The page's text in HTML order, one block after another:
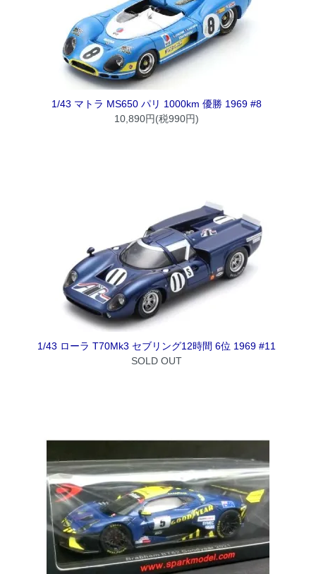
1/43 マトラ MS650 パリ 1000km 優勝 1969 #8
10,890円(税990円)
1/43 ローラ T70Mk3 セブリング12時間 6位 1969 #11
SOLD OUT